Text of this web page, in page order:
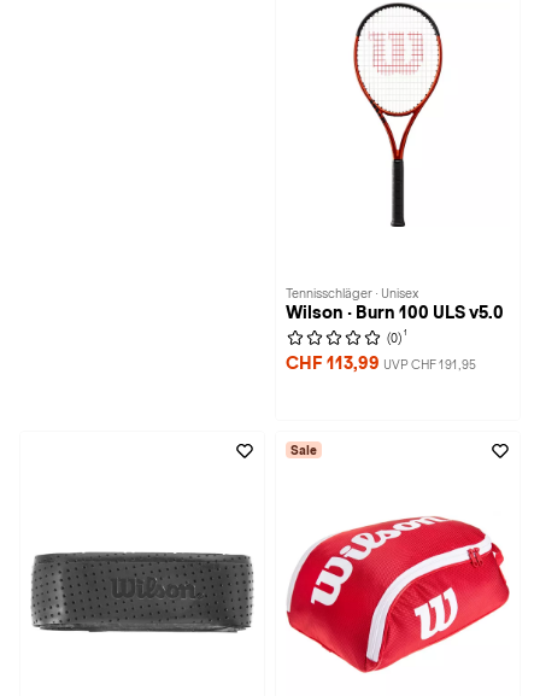
Tennisschläger · Unisex
Wilson · Burn 100 ULS v5.0
(0) 1
CHF 113,99 UVP CHF 191,95
Sale